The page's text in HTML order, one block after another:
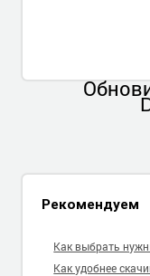
Рекомендуем
Как выбрать
Как удобнее